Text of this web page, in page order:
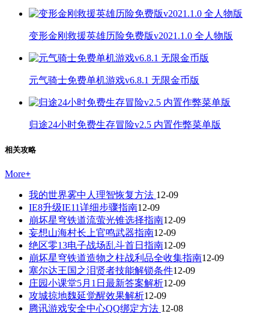
变形金刚救援英雄历险免费版v2021.1.0 全人物版
元气骑士免费单机游戏v6.8.1 无限金币版
归途24小时免费生存冒险v2.5 内置作弊菜单版
相关攻略
More+
我的世界雾中人理智恢复方法 12-09
IE8升级IE11详细步骤指南12-09
崩坏星穹铁道流萤光锥选择指南12-09
妄想山海村长上官鸣武器指南12-09
绝区零13电子战场乱斗首日指南12-09
崩坏星穹铁道造物之柱战利品全收集指南12-09
塞尔达王国之泪贤者技能解锁条件12-09
庄园小课堂5月1日最新答案解析12-09
攻城掠地魏延觉醒效果解析12-09
腾讯游戏安全中心QQ绑定方法 12-08